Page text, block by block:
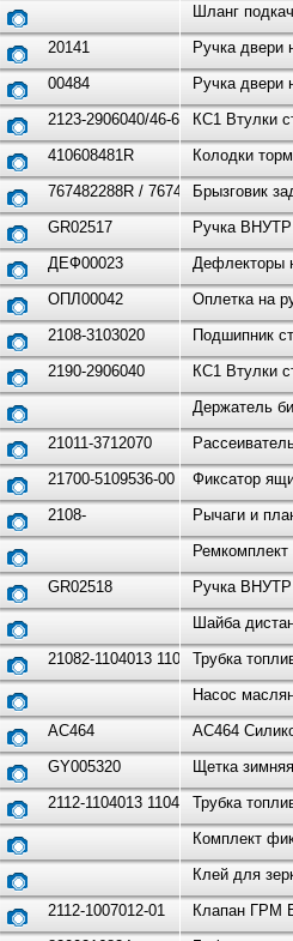
Шланг
20141
Ручка двери
00484
Ручка двери
2123-2906040/46-6шт.КС1 Втулки
410608481R
Колодки
767482288R / 767495392RБрызговик
GR02517
Ручка
ДЕФ00023
Дефлекторы
ОПЛ00042
Оплетка на
2108-3103020
Подшипник
2190-2906040
КС1 Втулки
Держатель
21011-3712070
21700-5109536-00
Фиксатор
2108-
Рычаги и
GR02518
Ручка
Шайба
21082-1104013 1104054Трубка
Насос
АС464
АС464
GY005320
Щетка
2112-1104013 1104054Трубка
Комплект
Клей для
2112-1007012-01
Клапан ГРМ